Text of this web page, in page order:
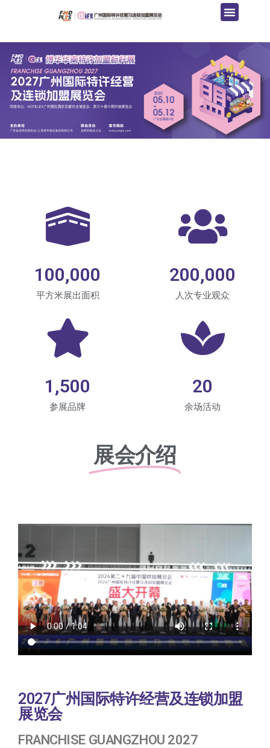
平方米展出面积
100,000
人次专业观众
200,000
参展品牌
1,500
余场活动
20
展会介绍
2027广州国际特许经营及连锁加盟
展览会
FRANCHISE GUANGZHOU 2027